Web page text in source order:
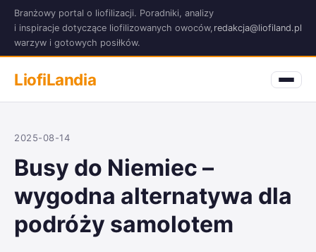
Branżowy portal o liofilizacji. Poradniki, analizy
i inspiracje dotyczące liofilizowanych owoców,
warzyw i gotowych posiłków.
redakcja@liofiland.pl
LiofiLandia
2025-08-14
Busy do Niemiec –
wygodna alternatywa dla
podróży samolotem